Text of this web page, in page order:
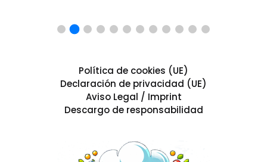
Política de cookies (UE)
Declaración de privacidad (UE)
Aviso Legal / Imprint
Descargo de responsabilidad